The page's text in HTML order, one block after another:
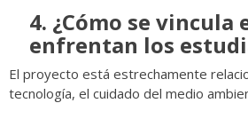
4. ¿Cómo se
enfrentan los
El proyecto está estrechamente
tecnología, el cuidado del medio